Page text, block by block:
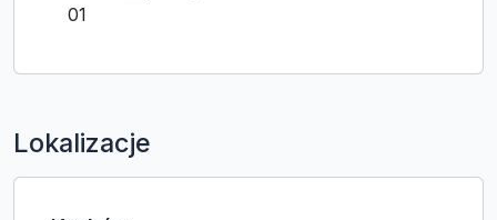
01
Lokalizacje